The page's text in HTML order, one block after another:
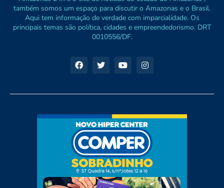
também somos um espaço para discutir o Amazonas e o Brasil.
Aqui tem informação de verdade com imparcialidade. Os
principais temas são política, cidades e empreendedorismo. DRT
0010556/DF.